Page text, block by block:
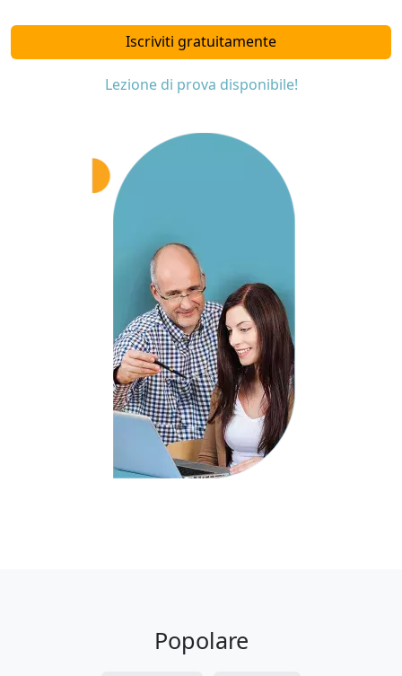
Iscriviti gratuitamente
Lezione di prova disponibile!
Popolare